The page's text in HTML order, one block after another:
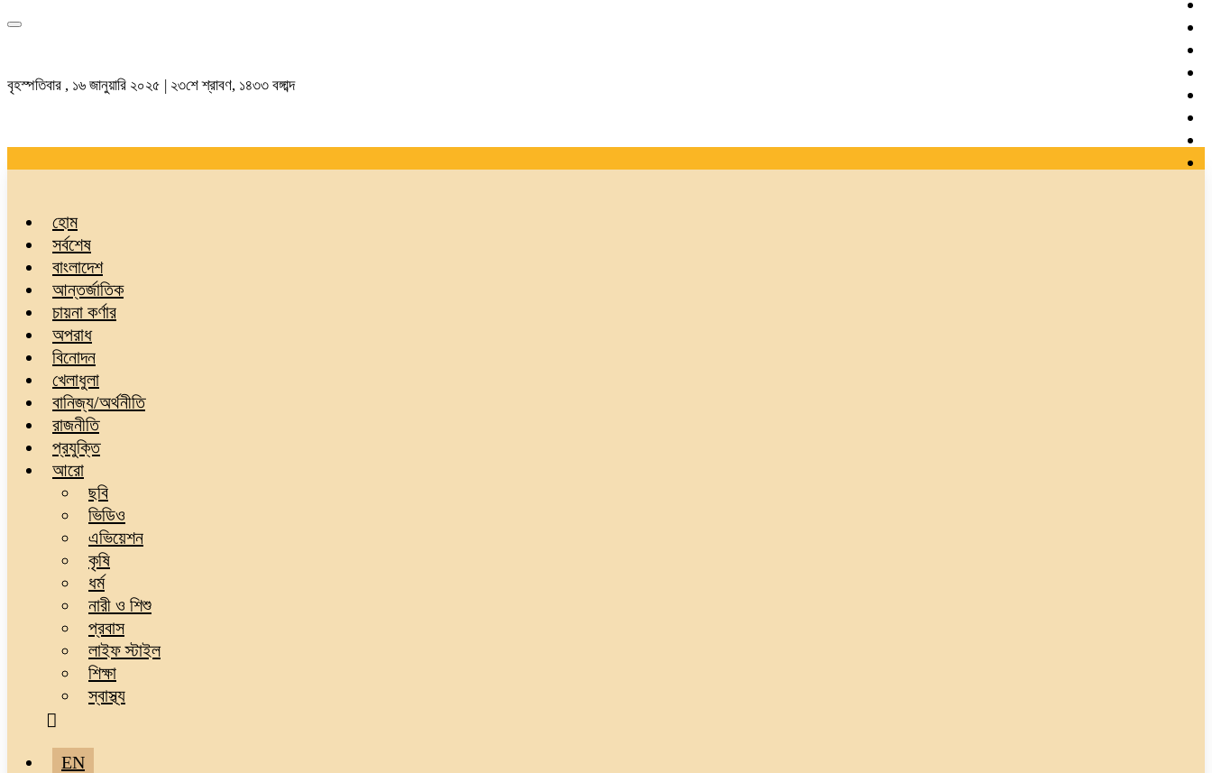
বৃহস্পতিবার , ১৬ জানুয়ারি ২০২৫ | ২৩শে শ্রাবণ, ১৪৩৩ বঙ্গাব্দ
হোম
সর্বশেষ
বাংলাদেশ
আন্তর্জাতিক
চায়না কর্ণার
অপরাধ
বিনোদন
খেলাধুলা
বানিজ্য/অর্থনীতি
রাজনীতি
প্রযুক্তি
আরো
ছবি
ভিডিও
এভিয়েশন
কৃষি
ধর্ম
নারী ও শিশু
প্রবাস
লাইফ স্টাইল
শিক্ষা
স্বাস্থ্য
EN